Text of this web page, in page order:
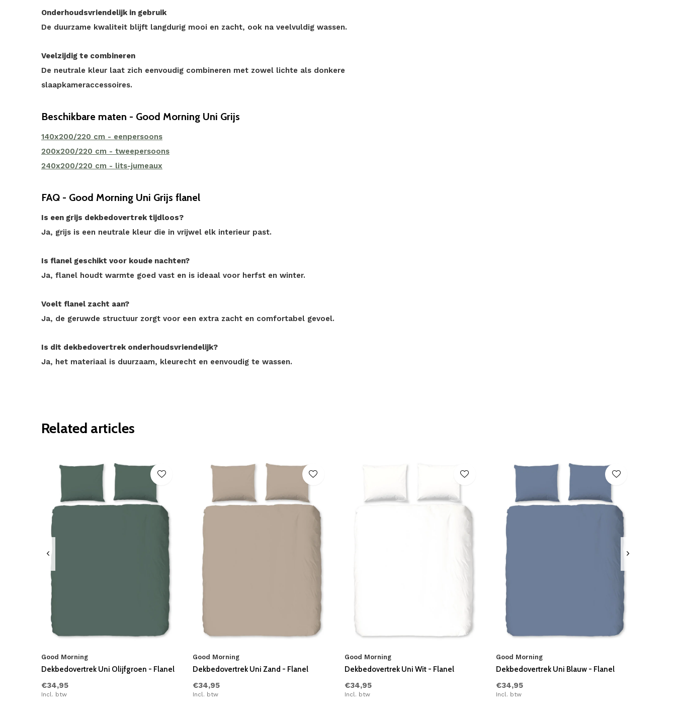
Onderhoudsvriendelijk in gebruik
De duurzame kwaliteit blijft langdurig mooi en zacht, ook na veelvuldig wassen.
Veelzijdig te combineren
De neutrale kleur laat zich eenvoudig combineren met zowel lichte als donkere
slaapkameraccessoires.
Beschikbare maten - Good Morning Uni Grijs
140x200/220 cm - eenpersoons
200x200/220 cm - tweepersoons
240x200/220 cm - lits-jumeaux
FAQ - Good Morning Uni Grijs flanel
Is een grijs dekbedovertrek tijdloos?
Ja, grijs is een neutrale kleur die in vrijwel elk interieur past.
Is flanel geschikt voor koude nachten?
Ja, flanel houdt warmte goed vast en is ideaal voor herfst en winter.
Voelt flanel zacht aan?
Ja, de geruwde structuur zorgt voor een extra zacht en comfortabel gevoel.
Is dit dekbedovertrek onderhoudsvriendelijk?
Ja, het materiaal is duurzaam, kleurecht en eenvoudig te wassen.
Related articles
Good Morning
Dekbedovertrek Uni Olijfgroen - Flanel
€34,95
Incl. btw
Good Morning
Dekbedovertrek Uni Zand - Flanel
€34,95
Incl. btw
Good Morning
Dekbedovertrek Uni Wit - Flanel
€34,95
Incl. btw
Good Morning
Dekbedovertrek Uni Blauw - Flanel
€34,95
Incl. btw